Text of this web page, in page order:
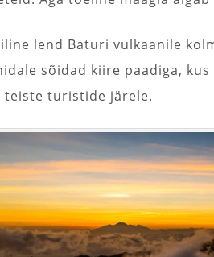
lend Baturi vulkaanile
sõidad kiire paadiga,
teiste turistide järele.